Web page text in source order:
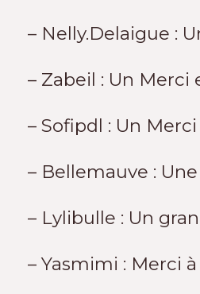
– Nelly.Delaigue :
– Zabeil : Un Merci
– Sofipdl : Un
– Bellemauve :
– Lylibulle : Un
– Yasmimi : Merci